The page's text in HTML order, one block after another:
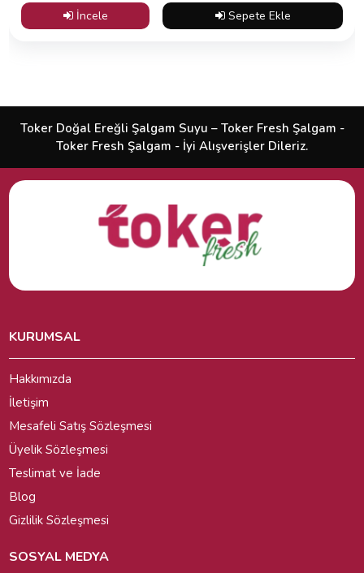
İncele Sepete Ekle
Toker Doğal Ereğli Şalgam Suyu – Toker Fresh Şalgam -
Toker Fresh Şalgam - İyi Alışverişler Dileriz.
KURUMSAL
Hakkımızda
İletişim
Mesafeli Satış Sözleşmesi
Üyelik Sözleşmesi
Teslimat ve İade
Blog
Gizlilik Sözleşmesi
SOSYAL MEDYA